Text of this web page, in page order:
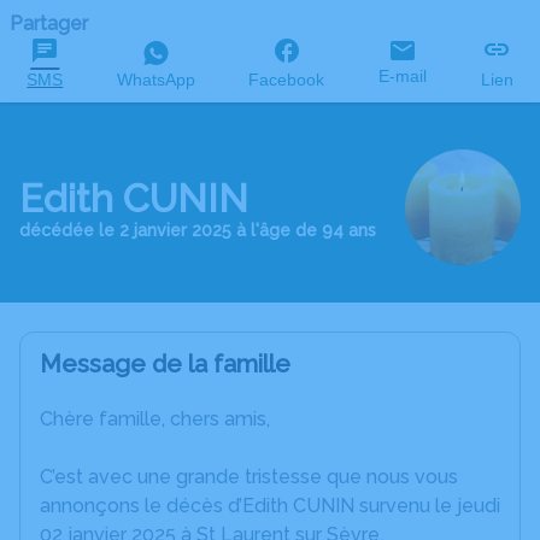
Partager
SMS WhatsApp Facebook E-mail Lien
Edith CUNIN
décédée le 2 janvier 2025 à l'âge de 94 ans
Message de la famille
Chère famille, chers amis,
C’est avec une grande tristesse que nous vous
annonçons le décès d’Edith CUNIN survenu le jeudi
02 janvier 2025 à St Laurent sur Sèvre.